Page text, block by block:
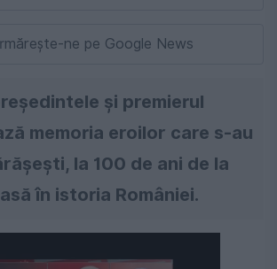
ne pe Google News
și premierul
memoria eroilor care s-au
la 100 de ani de la
în istoria României.